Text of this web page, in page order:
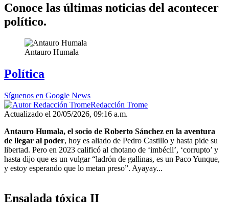
Conoce las últimas noticias del acontecer
político.
Antauro Humala
Política
Síguenos en Google News
Redacción Trome
Actualizado el 20/05/2026, 09:16 a.m.
Antauro Humala, el socio de Roberto Sánchez en la aventura
de llegar al poder, hoy es aliado de Pedro Castillo y hasta pide su
libertad. Pero en 2023 calificó al chotano de ‘imbécil’, ‘corrupto’ y
hasta dijo que es un vulgar “ladrón de gallinas, es un Paco Yunque,
y estoy esperando que lo metan preso”. Ayayay...
Ensalada tóxica II